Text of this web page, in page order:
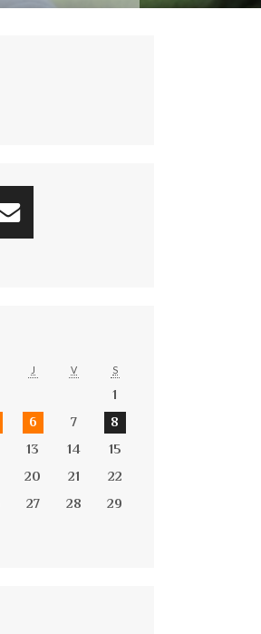
J V S
1
6 7
8
13 14
15
20 21
22
27 28
29